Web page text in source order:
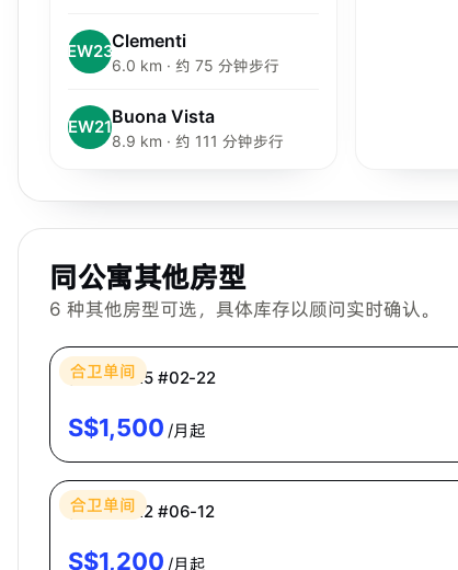
EW23Clementi
6.0 km · 约 75 分钟步行
EW21Buona Vista
8.9 km · 约 111 分钟步行
同公寓其他房型
6 种其他房型可选，具体库存以顾问实时确认。
合卫单间
Bespoke Habitat 共居
普通房 CR5 #02-22
S$1,500 /月起
合卫单间
普通房 CR2 #06-12
S$1,200 /月起